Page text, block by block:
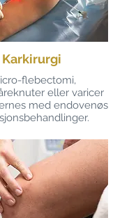
flebectomi,
eller varicer
med endovenøs